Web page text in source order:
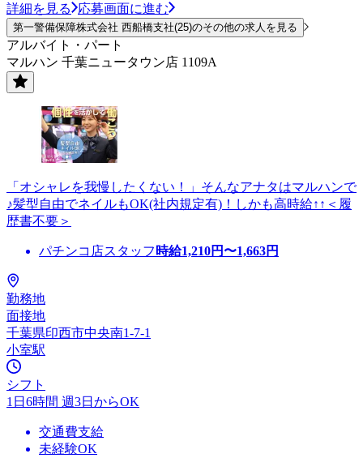
詳細を見る 応募画面に進む
第一警備保障株式会社 西船橋支社(25)のその他の求人を見る
アルバイト・パート
マルハン 千葉ニュータウン店 1109A
「オシャレを我慢したくない！」そんなアナタはマルハンで
♪髪型自由でネイルもOK(社内規定有)！しかも高時給↑↑＜履
歴書不要＞
パチンコ店スタッフ 時給1,210円〜1,663円
勤務地
面接地
千葉県印西市中央南1-7-1
小室駅
シフト
1日6時間 週3日からOK
交通費支給
未経験OK